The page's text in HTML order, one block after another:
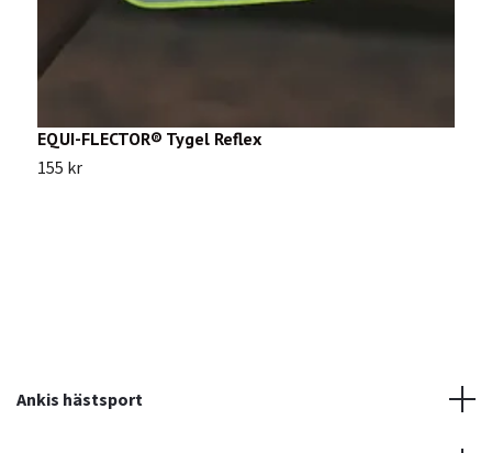
EQUI-FLECTOR® Tygel Reflex
155 kr
Ankis hästsport